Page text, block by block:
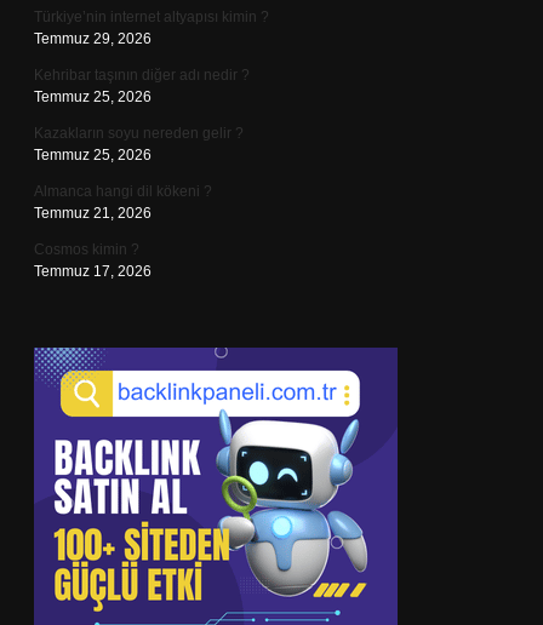
Türkiye’nin internet altyapısı kimin ?
Temmuz 29, 2026
Kehribar taşının diğer adı nedir ?
Temmuz 25, 2026
Kazakların soyu nereden gelir ?
Temmuz 25, 2026
Almanca hangi dil kökeni ?
Temmuz 21, 2026
Cosmos kimin ?
Temmuz 17, 2026